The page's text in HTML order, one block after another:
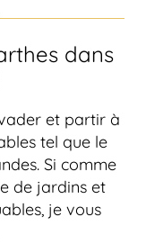
dans
et partir à
tel que le
Si comme
de jardins et
je vous